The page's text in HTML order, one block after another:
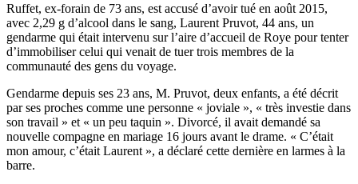
Ruffet, ex-forain de 73 ans, est accusé d’avoir tué en août 2015,
avec 2,29 g d’alcool dans le sang, Laurent Pruvot, 44 ans, un
gendarme qui était intervenu sur l’aire d’accueil de Roye pour tenter
d’immobiliser celui qui venait de tuer trois membres de la
communauté des gens du voyage.
Gendarme depuis ses 23 ans, M. Pruvot, deux enfants, a été décrit
par ses proches comme une personne « joviale », « très investie dans
son travail » et « un peu taquin ». Divorcé, il avait demandé sa
nouvelle compagne en mariage 16 jours avant le drame. « C’était
mon amour, c’était Laurent », a déclaré cette dernière en larmes à la
barre.